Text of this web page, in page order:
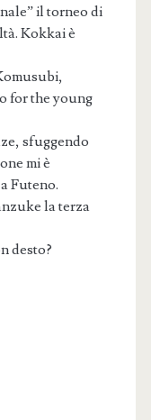
il torneo di
Kokkai è
for the young
sfuggendo
mi è
Futeno.
la terza
desto?